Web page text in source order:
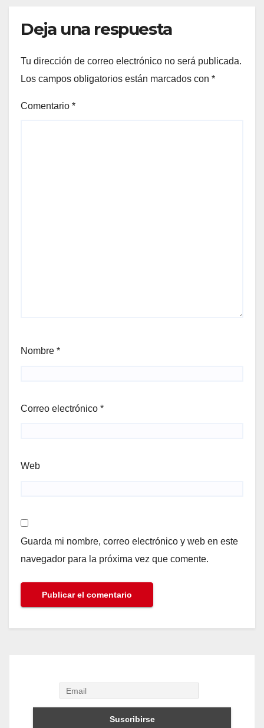
Deja una respuesta
Tu dirección de correo electrónico no será publicada.
Los campos obligatorios están marcados con *
Comentario *
Nombre *
Correo electrónico *
Web
Guarda mi nombre, correo electrónico y web en este
navegador para la próxima vez que comente.